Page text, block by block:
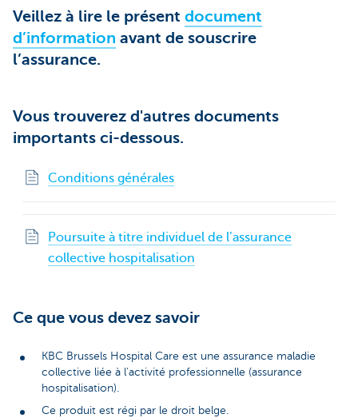
Veillez à lire le présent document
d’information avant de souscrire
l’assurance.
Vous trouverez d'autres documents
importants ci-dessous.
Conditions générales
Poursuite à titre individuel de l’assurance
collective hospitalisation
Ce que vous devez savoir
KBC Brussels Hospital Care est une assurance maladie
collective liée à l'activité professionnelle (assurance
hospitalisation).
Ce produit est régi par le droit belge.